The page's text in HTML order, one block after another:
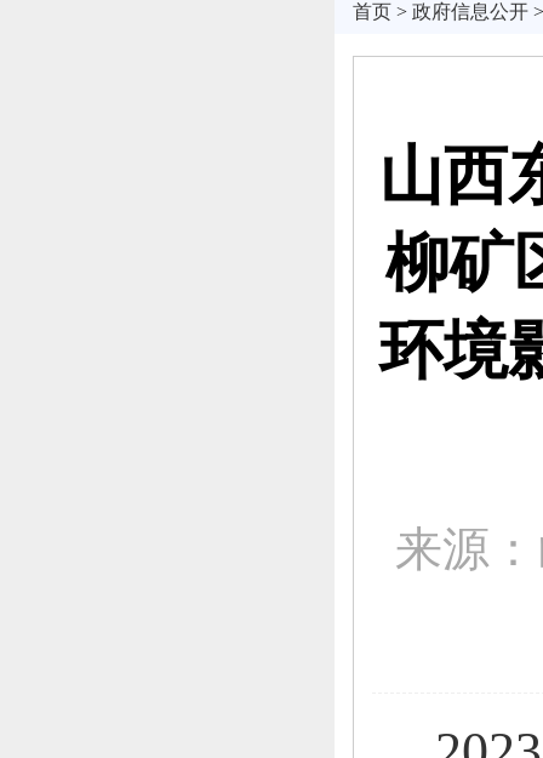
首页> 政府信息公开
山西
柳矿
环境
来源：